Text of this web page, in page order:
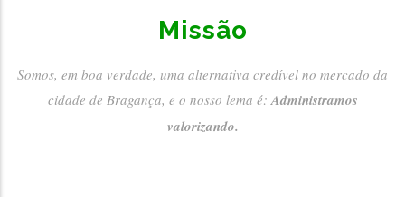
Missão
Somos, em boa verdade, uma alternativa credível no mercado da
cidade de Bragança, e o nosso lema é:Administramos
valorizando.